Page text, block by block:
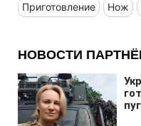
Приготовление Нож